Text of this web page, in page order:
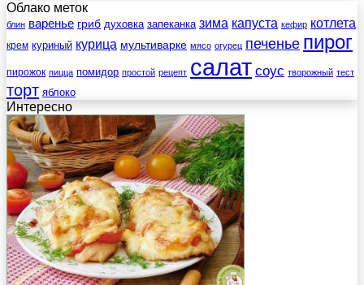
Облако меток
блин варенье гриб духовка запеканка зима капуста кефир котлета
крем куриный курица мультиварке мясо огурец печенье пирог
пирожок пицца помидор простой рецепт салат соус творожный тест
торт яблоко
Интересно